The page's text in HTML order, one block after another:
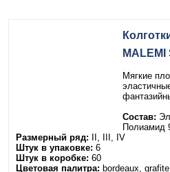
MALEMI
Мягкие
Состав:
Полиамид
Размерный ряд:
II, III, IV
Штук в упаковке: 6
Штук в коробке: 60
Цветовая палитра: bordeaux,